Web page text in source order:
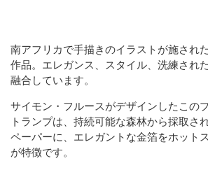
南アフリカで手描きのイラストが施され
作品。エレガンス、スタイル、洗練され
融合しています。
サイモン・フルースがデザインしたこの
トランプは、持続可能な森林から採取さ
ペーパーに、エレガントな金箔をホット
が特徴です。